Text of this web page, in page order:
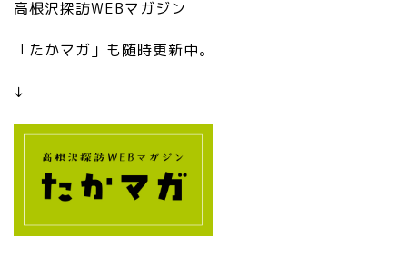
nk
.s
vg
高根沢探訪WEBマガジン
「たかマガ」も随時更新中。
↓